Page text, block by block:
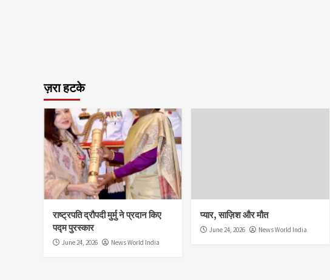
ज़रा हटके
राष्ट्रपति द्रौपदी मुर्मु ने प्रदान किए
पद्म पुरस्कार
June 24, 2026 News World India
प्यार, साज़िश और मौत
June 24, 2026 News World India